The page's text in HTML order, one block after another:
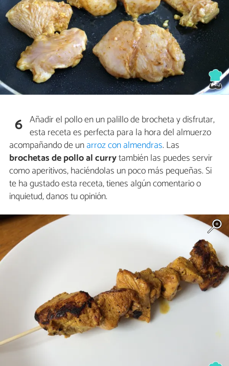
6 Añadir el pollo en un palillo de brocheta y disfrutar,
esta receta es perfecta para la hora del almuerzo
acompañando de unarroz con almendras. Las
brochetas de pollo al currytambién las puedes servir
como aperitivos, haciéndolas un poco más pequeñas. Si
te ha gustado esta receta, tienes algún comentario o
inquietud, danos tu opinión.